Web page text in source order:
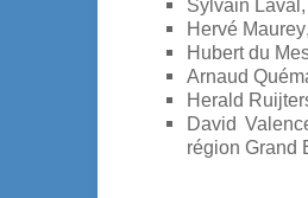
Sylvain Laval
Hervé Maurey
Hubert du
Arnaud
Herald
David
région Grand